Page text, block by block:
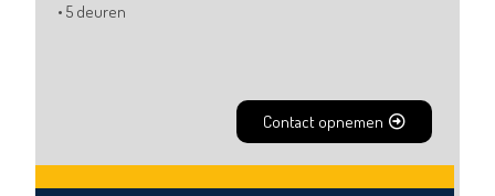
• 5 deuren
Contact opnemen